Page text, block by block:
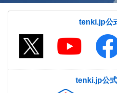
tenki.jp公
tenki.jp公